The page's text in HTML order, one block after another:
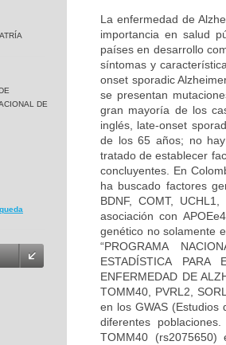
DE
La enfermedad de
importancia en salud
países en desarrollo
síntomas y
onset sporadic
se presentan
gran mayoría de los
inglés, late-onset
de los 65 años; no
tratado de establecer
concluyentes. En
ha buscado factores
BDNF, COMT,
asociación con
genético no solamente
“PROGRAMA
ESTADÍSTICA PARA
ENFERMEDAD DE
TOMM40, PVRL2,
en los GWAS
diferentes
TOMM40